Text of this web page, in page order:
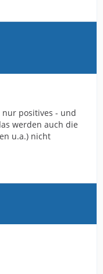
nur positives - und
werden auch die
u.a.) nicht